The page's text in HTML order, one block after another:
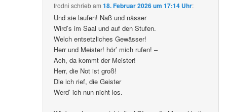
frodni schriebam18. Februar 2026 um 17:14 Uhr:
Und sie laufen! Naß und nässer
Wird’s im Saal und auf den Stufen.
Welch entsetzliches Gewässer!
Herr und Meister! hör’ mich rufen! –
Ach, da kommt der Meister!
Herr, die Not ist groß!
Die ich rief, die Geister
Werd’ ich nun nicht los.